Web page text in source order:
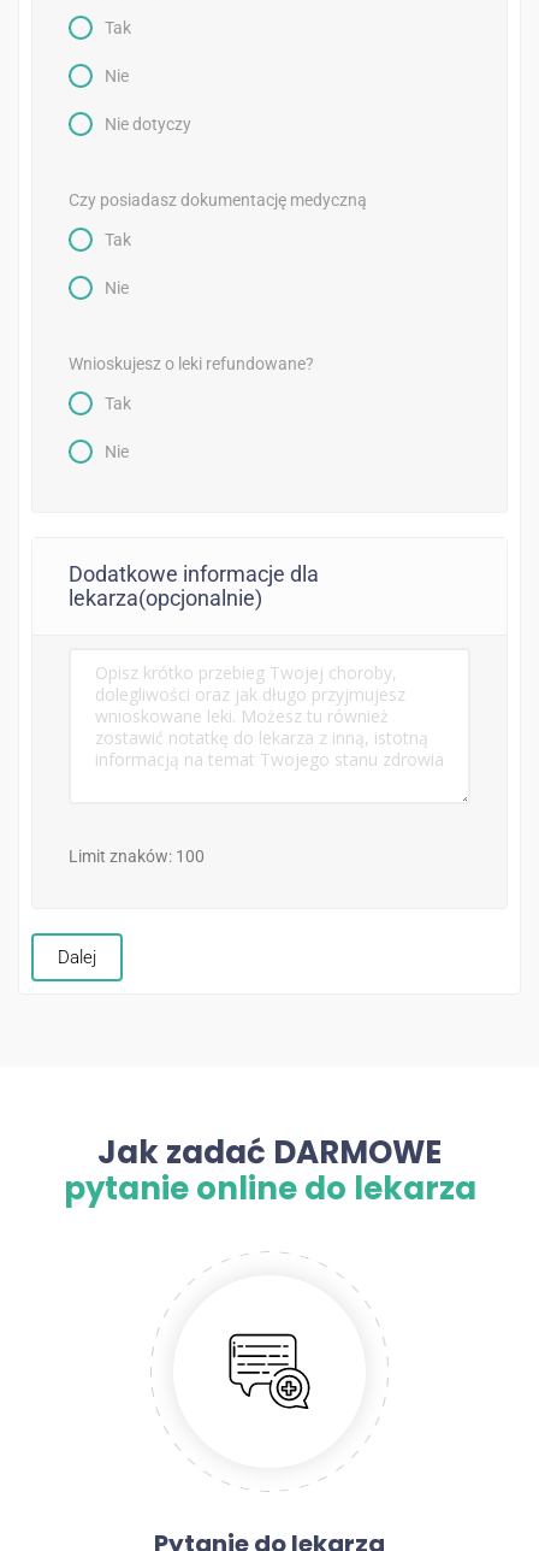
Tak
Nie
Nie dotyczy
Czy posiadasz dokumentację medyczną
Tak
Nie
Wnioskujesz o leki refundowane?
Tak
Nie
Dodatkowe informacje dla
lekarza(opcjonalnie)
Limit znaków: 100
Dalej
Jak zadać DARMOWE
pytanie online do lekarza
Pytanie do lekarza